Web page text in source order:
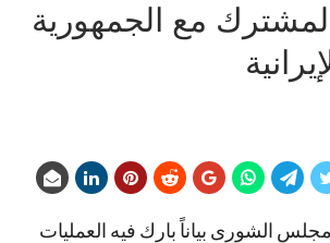
مع الجمهورية
الشورى بياناً بارك فيه العمليات